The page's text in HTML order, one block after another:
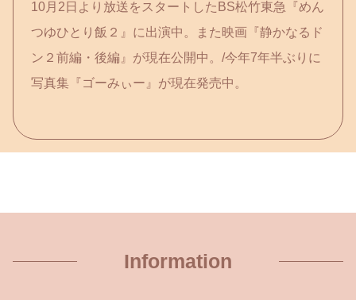
10月2日より放送をスタートしたBS松竹東急『めん
つゆひとり飯２』に出演中。また映画『静かなるド
ン２前編・後編』が現在公開中。/今年7年半ぶりに
写真集『ゴーみぃー』が現在発売中。
Information